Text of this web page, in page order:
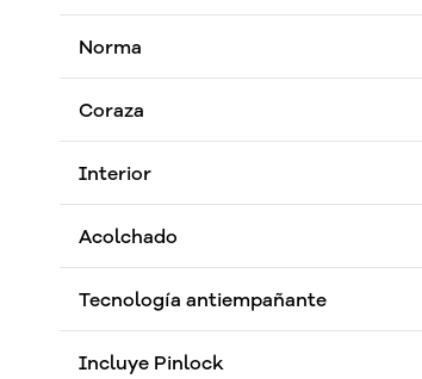
Norma
Coraza
Interior
Acolchado
Tecnología antiempañante
Incluye Pinlock